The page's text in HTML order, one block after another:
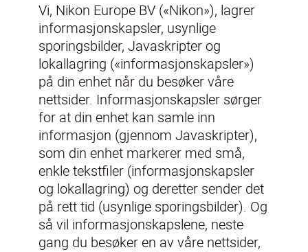
Vi, Nikon Europe BV («Nikon»), lagrer
informasjonskapsler, usynlige
sporingsbilder, Javaskripter og
lokallagring («informasjonskapsler»)
på din enhet når du besøker våre
nettsider. Informasjonskapsler sørger
for at din enhet kan samle inn
informasjon (gjennom Javaskripter),
som din enhet markerer med små,
enkle tekstfiler (informasjonskapsler
og lokallagring) og deretter sender det
på rett tid (usynlige sporingsbilder). Og
så vil informasjonskapslene, neste
gang du besøker en av våre nettsider,